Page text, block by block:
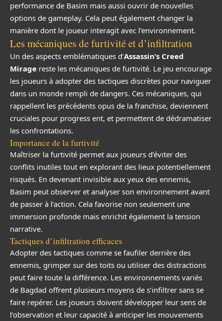
performance de Basim mais aussi ouvrir de nouvelles
options de gameplay. Cela peut également changer la
manière dont le joueur interagit avec l’environnement.
Les mécaniques de furtivité et d’infiltration
Un des aspects emblématiques d’Assassin’s Creed
Mirage reste les mécaniques de furtivité. Le jeu encourage
les joueurs à adopter des tactiques discrètes pour naviguer
dans un monde rempli de dangers. Ces mécaniques, qui
rappellent les précédents opus de la franchise, deviennent
cruciales pour progress ent, et permettent de dédramatiser
les confrontations.
Importance de la furtivité
Maîtriser la furtivité permet aux joueurs d’éviter des
conflits inutiles tout en explorant des lieux potentiellement
risqués. En devenant invisible aux yeux des ennemis,
Basim peut observer et analyser son environnement avant
de passer à l’action. Cela favorise non seulement une
immersion profonde mais enrichit également la tension
narrative.
Tactiques d’infiltration efficaces
Adopter des tactiques comme se faufiler derrière des
ennemis, grimper sur des toits ou utiliser des distractions
peut faire toute la différence. Les environnements variés
de Bagdad offrent plusieurs moyens de s’infiltrer sans se
faire repérer. Les joueurs doivent développer leur sens de
l’observation et leur capacité à anticiper les mouvements